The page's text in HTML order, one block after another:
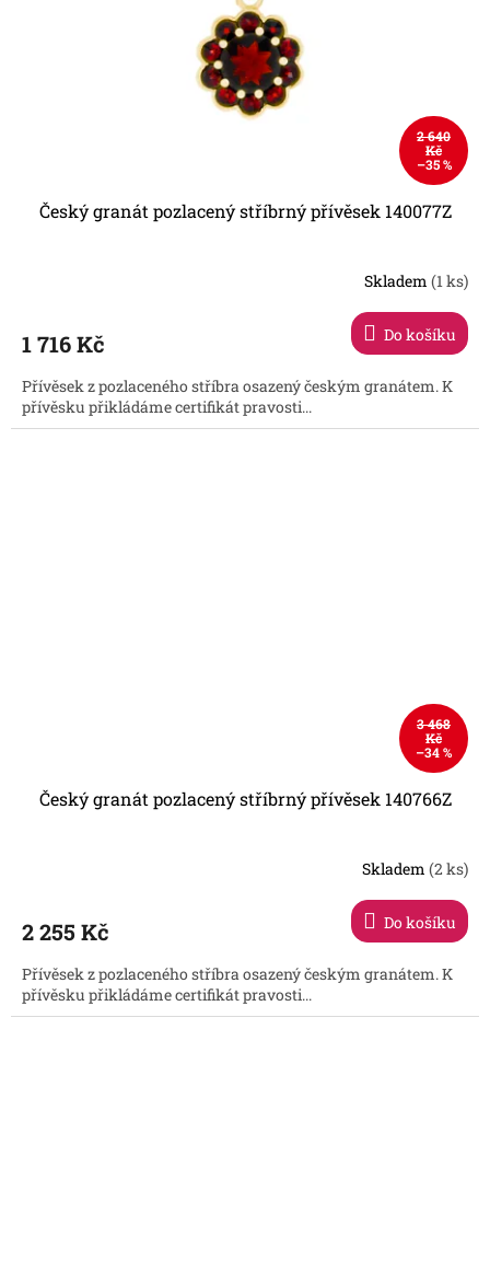
2 640
Kč
–35 %
Český granát pozlacený stříbrný přívěsek 140077Z
Skladem (1 ks)
1 716 Kč Do košíku
Přívěsek z pozlaceného stříbra osazený českým granátem. K
přívěsku přikládáme certifikát pravosti...
3 468
Kč
–34 %
Český granát pozlacený stříbrný přívěsek 140766Z
Skladem (2 ks)
2 255 Kč Do košíku
Přívěsek z pozlaceného stříbra osazený českým granátem. K
přívěsku přikládáme certifikát pravosti...